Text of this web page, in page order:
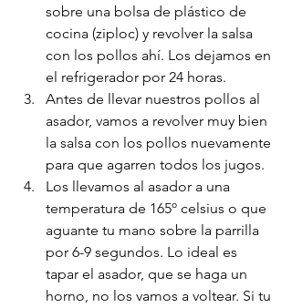
sobre una bolsa de plástico de
cocina (ziploc) y revolver la salsa
con los pollos ahí. Los dejamos en
el refrigerador por 24 horas.
Antes de llevar nuestros pollos al
asador, vamos a revolver muy bien
la salsa con los pollos nuevamente
para que agarren todos los jugos.
Los llevamos al asador a una
temperatura de 165º celsius o que
aguante tu mano sobre la parrilla
por 6-9 segundos. Lo ideal es
tapar el asador, que se haga un
horno, no los vamos a voltear. Si tu